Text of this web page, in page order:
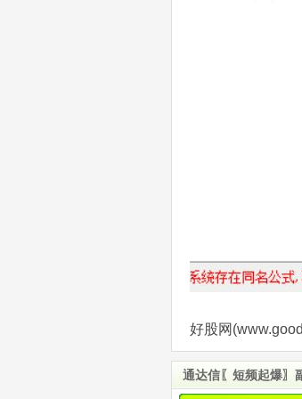
好股网
通达信〖短频起爆〗